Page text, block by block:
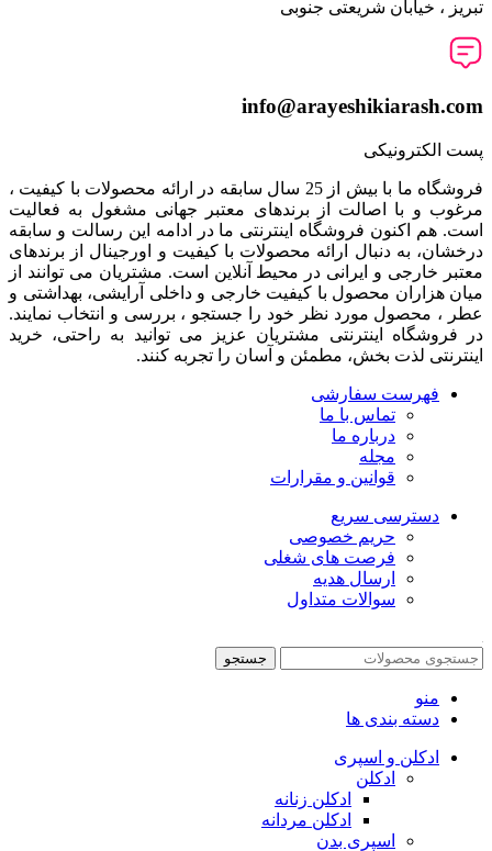
تبریز ، خیابان شریعتی جنوبی
info@arayeshikiarash.com
پست الکترونیکی
فروشگاه ما با بیش از 25 سال سابقه در ارائه محصولات با کيفيت ،
مرغوب و با اصالت از برندهای معتبر جهانی مشغول به فعاليت
است. هم اکنون فروشگاه اینترنتی ما در ادامه اين رسالت و سابقه
درخشان، به دنبال ارائه محصولات با کيفيت و اورجينال از برندهای
معتبر خارجی و ايرانی در محيط آنلاين است. مشتريان می توانند از
ميان هزاران محصول با کيفيت خارجی و داخلی آرایشی، بهداشتی و
عطر ، محصول مورد نظر خود را جستجو ، بررسی و انتخاب نمايند.
در فروشگاه اینترنتی مشتريان عزیز می توانيد به راحتی، خرید
اینترنتی لذت بخش، مطمئن و آسان را تجربه کنند.
فهرست سفارشی
تماس با ما
درباره ما
مجله
قوانین و مقرارات
دسترسی سریع
حریم خصوصی
فرصت های شغلی
ارسال هدیه
سوالات متداول
جستجو
منو
دسته بندی ها
ادکلن و اسپری
ادکلن
ادکلن زنانه
ادکلن مردانه
اسپری بدن